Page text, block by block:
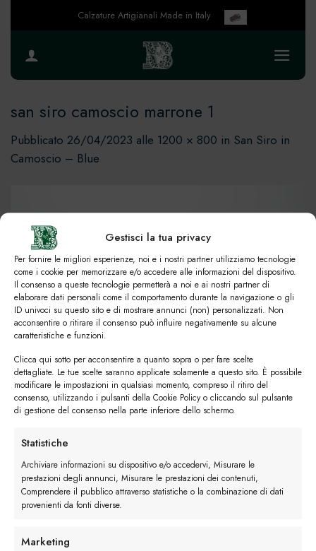
Gestisci la tua privacy
Per fornire le migliori esperienze, noi e i nostri partner utilizziamo tecnologie
come i cookie per memorizzare e/o accedere alle informazioni del dispositivo.
Il consenso a queste tecnologie permetterà a noi e ai nostri partner di
elaborare dati personali come il comportamento durante la navigazione o gli
ID univoci su questo sito e di mostrare annunci (non) personalizzati. Non
acconsentire o ritirare il consenso può influire negativamente su alcune
caratteristiche e funzioni.
Clicca qui sotto per acconsentire a quanto sopra o per fare scelte
dettagliate. Le tue scelte saranno applicate solamente a questo sito. È possibile
modificare le impostazioni in qualsiasi momento, compreso il ritiro del
consenso, utilizzando i pulsanti della Cookie Policy o cliccando sul pulsante
di gestione del consenso nella parte inferiore dello schermo.
Statistiche
Archiviare informazioni su dispositivo e/o accedervi, Misurare le
prestazioni degli annunci, Misurare le prestazioni dei contenuti,
Comprendere il pubblico attraverso statistiche o la combinazione di dati
provenienti da fonti diverse.
Marketing
Calzature Artigianali Made in Italy
san siro camoscio marrone 1
Pubblicato 26/04/2023 alle 1200 × 800 in San Siro in
Camoscio – Blue
#image_title
I trackback sono chiusi, ma puoilasciare un commento.